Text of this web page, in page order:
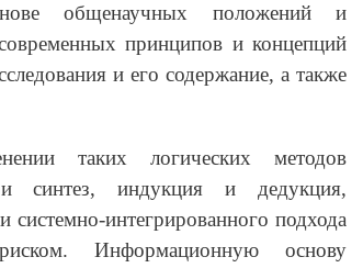
общенаучных положений и
принципов и концепций
и его содержание, а также
таких логических методов
и синтез, индукция и дедукция,
интегрированного подхода
Информационную основу